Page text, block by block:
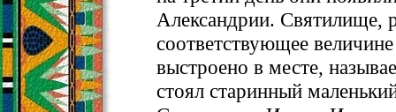
Александрии. Святилище,
соответствующее
выстроено в месте,
стоял старинный